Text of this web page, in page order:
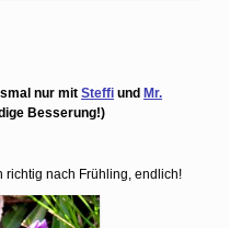
nur mit Steffi und Mr.
Besserung!)
richtig nach Frühling, endlich!